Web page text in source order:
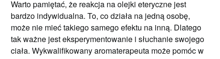
Warto pamiętać, że reakcja na olejki eteryczne jest
bardzo indywidualna. To, co działa na jedną osobę,
może nie mieć takiego samego efektu na inną. Dlatego
tak ważne jest eksperymentowanie i słuchanie swojego
ciała. Wykwalifikowany aromaterapeuta może pomóc w